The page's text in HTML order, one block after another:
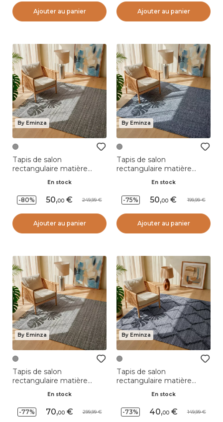
Ajouter au panier Ajouter au panier
By Eminza
Tapis de salon
rectangulaire matière
En stock
-80% 50,00 249,99
Ajouter au panier
By Eminza
Tapis de salon
rectangulaire matière
Sabana GrisEn stock
-75% 50,00 199,99
Ajouter au panier
By Eminza
Tapis de salon
rectangulaire matière
En stock
-77% 70,00 299,99
By Eminza
Tapis de salon
rectangulaire matière
cm) Noori Gris
En stock
-73% 40,00 149,99